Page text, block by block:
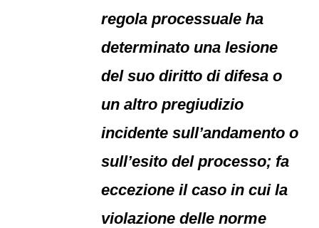
regola processuale ha
determinato una lesione
del suo diritto di difesa o
un altro pregiudizio
incidente sull’andamento o
sull’esito del processo; fa
eccezione il caso in cui la
violazione delle norme